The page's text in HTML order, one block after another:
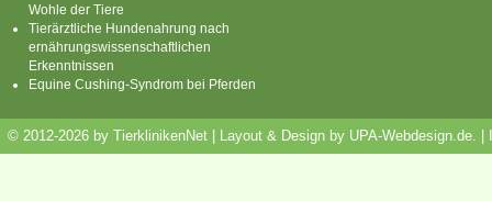
Wohle der Tiere
Tierärztliche Hundenahrung nach
ernährungswissenschaftlichen
Erkenntnissen
Equine Cushing-Syndrom bei Pferden
© 2012-2026 by TierklinikenNet | Layout & Design by UPA-Webdesign.de.